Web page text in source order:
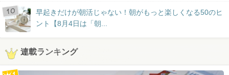
早起きだけが朝活じゃない！朝がもっと楽しくなる50のヒ
ント【8月4日は「朝...
連載ランキング